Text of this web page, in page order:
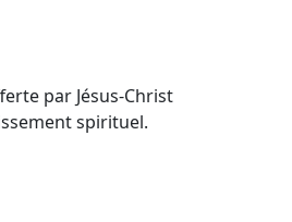
par Jésus-Christ
spirituel.